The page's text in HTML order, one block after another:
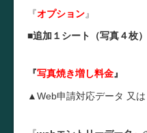
『オプション』
■追加１シート（写真４枚）
『写真焼き増し料金』
▲Web申請対応データ 又は